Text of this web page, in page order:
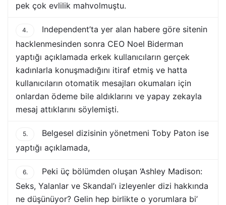
pek çok evlilik mahvolmuştu.
4.
Independent’ta yer alan habere göre sitenin
hacklenmesinden sonra CEO Noel Biderman
yaptığı açıklamada erkek kullanıcıların gerçek
kadınlarla konuşmadığını itiraf etmiş ve hatta
kullanıcıların otomatik mesajları okumaları için
onlardan ödeme bile aldıklarını ve yapay zekayla
mesaj attıklarını söylemişti.
5.
Belgesel dizisinin yönetmeni Toby Paton ise
yaptığı açıklamada,
6.
Peki üç bölümden oluşan ‘Ashley Madison:
Seks, Yalanlar ve Skandal’ı izleyenler dizi hakkında
ne düşünüyor? Gelin hep birlikte o yorumlara bi’